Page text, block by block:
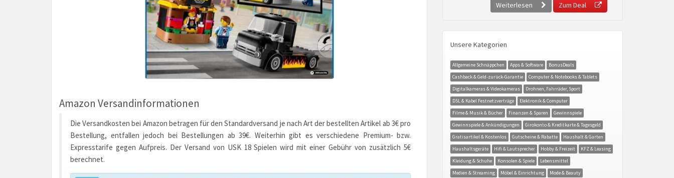
Amazon Versandinformationen
Die Versandkosten bei Amazon betragen für den Standardversand je nach Art der bestellten Artikel ab 3€ pro
Bestellung, entfallen jedoch bei Bestellungen ab 39€. Weiterhin gibt es verschiedene Premium- bzw.
Expresstarife gegen Aufpreis. Der Versand von USK 18 Spielen wird mit einer Gebühr von zusätzlich 5€
berechnet.
Weiterlesen
Zum Deal
Unsere Kategorien
Allgemeine Schnäppchen Apps & Software
BonusDeals
Cashback & Geld-zurück-Garantie
Computer & Notebooks & Tablets
Digitalkameras & Videokameras
Drohnen, Fahrräder, Sport
DSL & Kabel Festnetzverträge
Elektronik & Computer
Filme & Musik & Bücher
Finanzen & Sparen
Gewinnspiele
Gewinnspiele & Ankündigungen
Girokonto & Kreditkarte & Tagesgeld
Gratisartikel & Kostenlos
Gutscheine & Rabatte
Haushalt & Garten
Haushaltsgeräte
Hifi & Lautsprecher Hobby & Freizeit
KFZ & Leasing
Kleidung & Schuhe
Konsolen & Spiele
Lebensmittel
Medien & Streaming
Möbel & Einrichtung
Mode & Beauty